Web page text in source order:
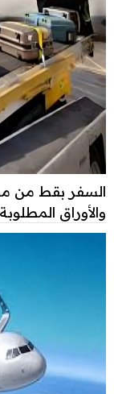
والأوراق المطلوبة